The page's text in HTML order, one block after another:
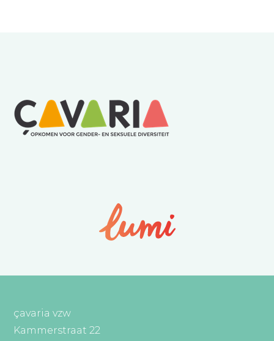
çavaria vzw
Kammerstraat 22